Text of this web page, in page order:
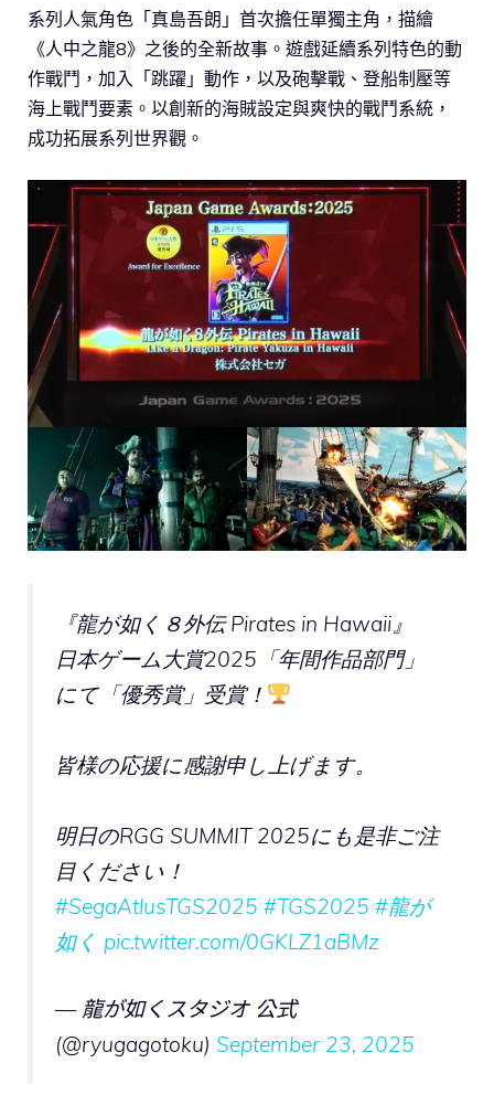
系列人氣角色「真島吾朗」首次擔任單獨主角，描繪
《人中之龍8》之後的全新故事。遊戲延續系列特色的動
作戰鬥，加入「跳躍」動作，以及砲擊戰、登船制壓等
海上戰鬥要素。以創新的海賊設定與爽快的戰鬥系統，
成功拓展系列世界觀。
『龍が如く８外伝 Pirates in Hawaii』
日本ゲーム大賞2025「年間作品部門」
にて「優秀賞」受賞！
皆様の応援に感謝申し上げます。
明日のRGG SUMMIT 2025にも是非ご注
目ください！
#SegaAtlusTGS2025 #TGS2025 #龍が
如く pic.twitter.com/0GKLZ1aBMz
— 龍が如くスタジオ 公式
(@ryugagotoku) September 23, 2025